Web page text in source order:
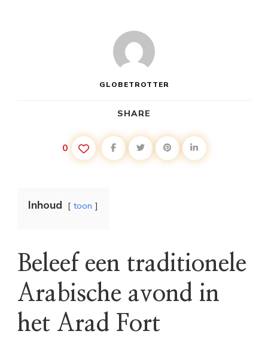
GLOBETROTTER
SHARE
0
Inhoud toon
Beleef een traditionele
Arabische avond in
het Arad Fort